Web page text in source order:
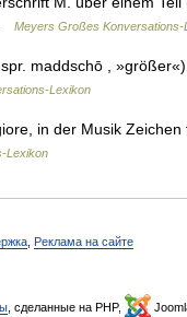
Meyers Großes Konversations-
maddschō ,
Lexikon
in der Musik Zeichen
Lexikon
Реклама на сайте
, сделанные на PHP,